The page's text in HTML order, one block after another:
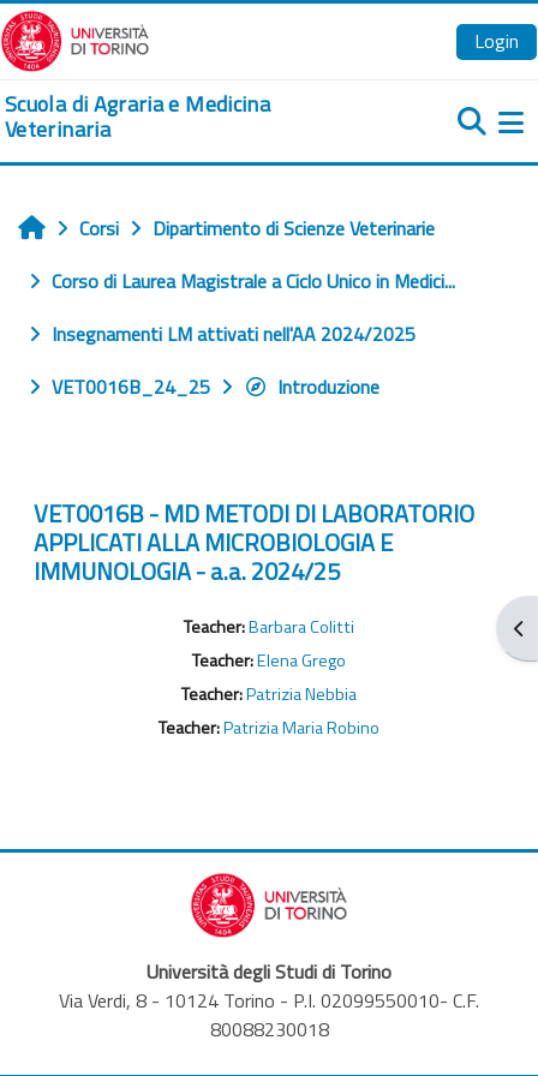
Vai al contenuto principale
Login
Scuola di Agraria e Medicina
Veterinaria
Home
Corsi
Dipartimento di Scienze Veterinarie
Corso di Laurea Magistrale a Ciclo Unico in Medici...
Insegnamenti LM attivati nell'AA 2024/2025
VET0016B_24_25
Introduzione
VET0016B - MD METODI DI LABORATORIO
APPLICATI ALLA MICROBIOLOGIA E
IMMUNOLOGIA - a.a. 2024/25
Teacher:Barbara Colitti
Teacher:Elena Grego
Teacher:Patrizia Nebbia
Teacher:Patrizia Maria Robino
Università degli Studi di Torino
Via Verdi, 8 - 10124 Torino - P.I. 02099550010- C.F.
80088230018